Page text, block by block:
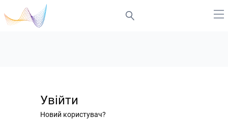
Увійти
Новий користувач?